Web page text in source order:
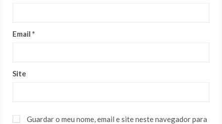
Email *
Site
Guardar o meu nome, email e site neste navegador para